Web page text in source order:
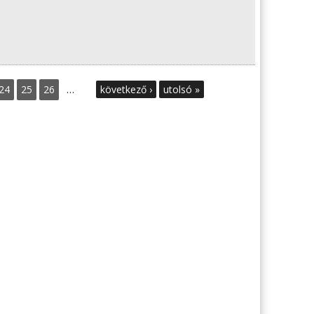
24 25 26 … következő › utolsó »